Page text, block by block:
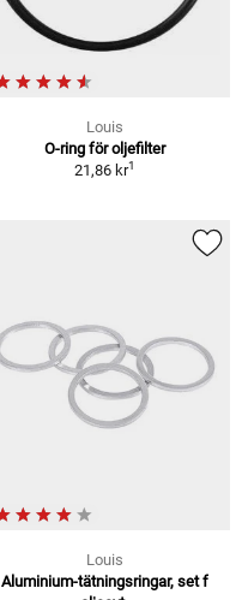
Louis
O-ring för oljefilter
21,86 kr1
Louis
Aluminium-tätningsringar, set f